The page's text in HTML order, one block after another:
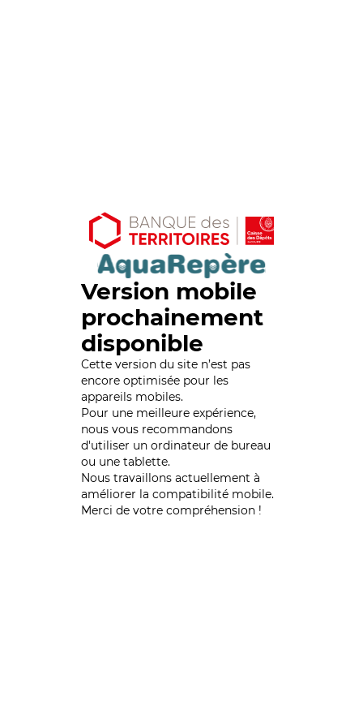
Version mobile
prochainement
disponible
Cette version du site n’est pas
encore optimisée pour les
appareils mobiles.
Pour une meilleure expérience,
nous vous recommandons
d'utiliser un ordinateur de bureau
ou une tablette.
Nous travaillons actuellement à
améliorer la compatibilité mobile.
Merci de votre compréhension !